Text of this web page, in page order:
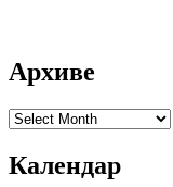
Архиве
Архиве
Календар